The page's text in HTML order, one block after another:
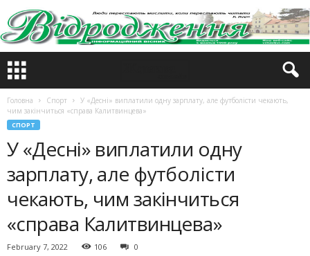
Головна Спорт
У «Десні» виплатили одну зарплату, але футболісти чекають,
чим закінчиться «справа Калитвинцева»
СПОРТ
У «Десні» виплатили одну
зарплату, але футболісти
чекають, чим закінчиться
«справа Калитвинцева»
February 7, 2022 106 0